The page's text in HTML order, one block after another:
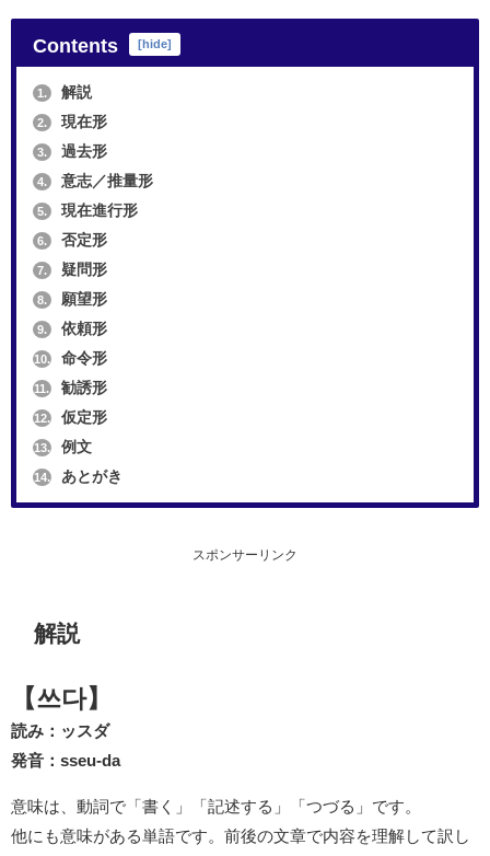
Contents [hide]
1. 解説
2. 現在形
3. 過去形
4. 意志／推量形
5. 現在進行形
6. 否定形
7. 疑問形
8. 願望形
9. 依頼形
10. 命令形
11. 勧誘形
12. 仮定形
13. 例文
14. あとがき
スポンサーリンク
解説
【쓰다】
読み：ッスダ
発音：sseu-da
意味は、動詞で「書く」「記述する」「つづる」です。
他にも意味がある単語です。前後の文章で内容を理解して訳し